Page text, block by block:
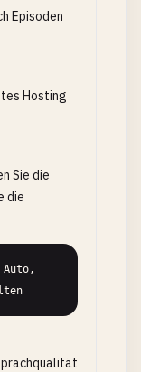
Episoden
Hosting
Sie die
die